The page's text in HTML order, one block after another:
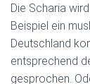
Die Scharia
Beispiel ein
Deutschland
entsprechend
gesprochen.